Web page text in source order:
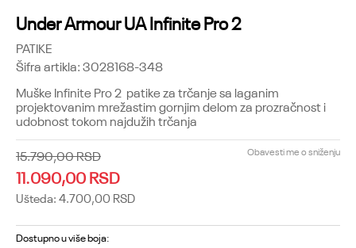
Under Armour UA Infinite Pro 2
PATIKE
Šifra artikla:3028168-348
Muške Infinite Pro 2 patike za trčanje sa laganim
projektovanim mrežastim gornjim delom za prozračnost i
udobnost tokom najdužih trčanja
15.790,00RSD
11.090,00RSD
Ušteda: 4.700,00 RSD
Obavesti me o sniženju
Dostupno u više boja: